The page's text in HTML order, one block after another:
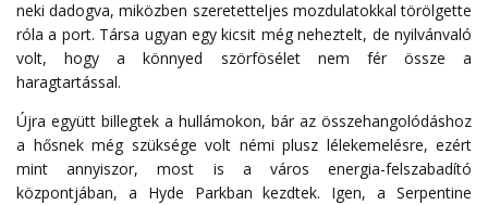
neki dadogva, miközben szeretetteljes mozdulatokkal törölgette
róla a port. Társa ugyan egy kicsit még neheztelt, de nyilvánvaló
volt, hogy a könnyed szörfösélet nem fér össze a
haragtartással.
Újra együtt billegtek a hullámokon, bár az összehangolódáshoz
a hősnek még szüksége volt némi plusz lélekemelésre, ezért
mint annyiszor, most is a város energia-felszabadító
központjában, a Hyde Parkban kezdtek. Igen, a Serpentine